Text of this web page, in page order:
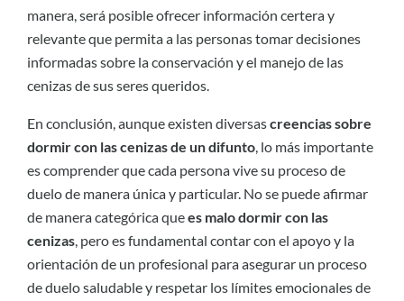
manera, será posible ofrecer información certera y
relevante que permita a las personas tomar decisiones
informadas sobre la conservación y el manejo de las
cenizas de sus seres queridos.
En conclusión, aunque existen diversascreencias sobre
dormir con las cenizas de un difunto, lo más importante
es comprender que cada persona vive su proceso de
duelo de manera única y particular. No se puede afirmar
de manera categórica quees malo dormir con las
cenizas, pero es fundamental contar con el apoyo y la
orientación de un profesional para asegurar un proceso
de duelo saludable y respetar los límites emocionales de